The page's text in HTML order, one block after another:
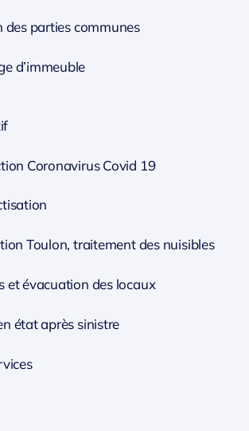
des parties communes
d’immeuble
Coronavirus Covid 19
Toulon, traitement des nuisibles
et évacuation des locaux
état après sinistre